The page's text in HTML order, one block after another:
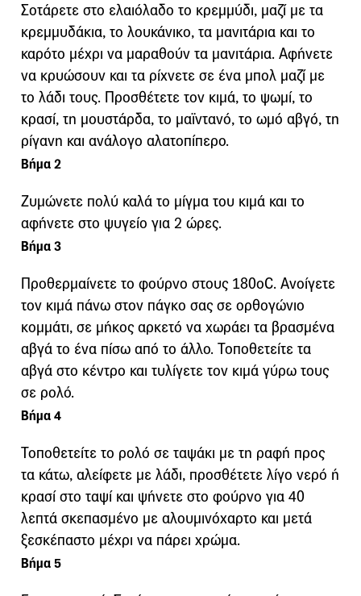
Σοτάρετε στο ελαιόλαδο το κρεμμύδι, μαζί με τα
κρεμμυδάκια, το λουκάνικο, τα μανιτάρια και το
καρότο μέχρι να μαραθούν τα μανιτάρια. Αφήνετε
να κρυώσουν και τα ρίχνετε σε ένα μπολ μαζί με
το λάδι τους. Προσθέτετε τον κιμά, το ψωμί, το
κρασί, τη μουστάρδα, το μαϊντανό, το ωμό αβγό, τη
ρίγανη και ανάλογο αλατοπίπερο.
Βήμα 2
Ζυμώνετε πολύ καλά το μίγμα του κιμά και το
αφήνετε στο ψυγείο για 2 ώρες.
Βήμα 3
Προθερμαίνετε το φούρνο στους 180οC. Ανοίγετε
τον κιμά πάνω στον πάγκο σας σε ορθογώνιο
κομμάτι, σε μήκος αρκετό να χωράει τα βρασμένα
αβγά το ένα πίσω από το άλλο. Τοποθετείτε τα
αβγά στο κέντρο και τυλίγετε τον κιμά γύρω τους
σε ρολό.
Βήμα 4
Τοποθετείτε το ρολό σε ταψάκι με τη ραφή προς
τα κάτω, αλείφετε με λάδι, προσθέτετε λίγο νερό ή
κρασί στο ταψί και ψήνετε στο φούρνο για 40
λεπτά σκεπασμένο με αλουμινόχαρτο και μετά
ξεσκέπαστο μέχρι να πάρει χρώμα.
Βήμα 5